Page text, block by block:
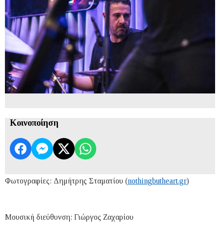
Κοινοποίηση
Φωτογραφίες: Δημήτρης Σταματίου (nothingbutheart.gr)
Μουσική διεύθυνση: Γιώργος Ζαχαρίου